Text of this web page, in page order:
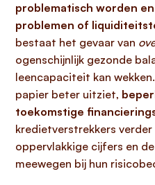
problematisch worden
problemen of
bestaat het gevaar van
ogenschijnlijk gezonde
leencapaciteit kan
papier beter uitziet,
toekomstige
kredietverstrekkers verder
oppervlakkige cijfers en
meewegen bij hun